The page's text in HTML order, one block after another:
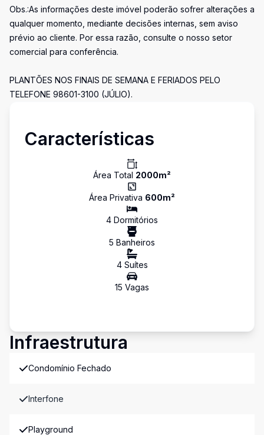
Obs.:As informações deste imóvel poderão sofrer alterações a
qualquer momento, mediante decisões internas, sem aviso
prévio ao cliente. Por essa razão, consulte o nosso setor
comercial para conferência.
PLANTÕES NOS FINAIS DE SEMANA E FERIADOS PELO
TELEFONE 98601-3100 (JÚLIO).
Características
Área Total 2000m²
Área Privativa 600m²
4 Dormitórios
5 Banheiros
4Suítes
15 Vagas
Infraestrutura
Condomínio Fechado
Interfone
Playground